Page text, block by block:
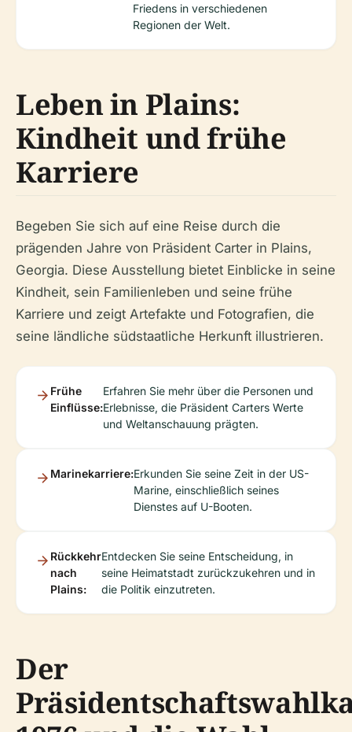
Friedens in verschiedenen
Regionen der Welt.
Leben in Plains:
Kindheit und frühe
Karriere
Begeben Sie sich auf eine Reise durch die
prägenden Jahre von Präsident Carter in Plains,
Georgia. Diese Ausstellung bietet Einblicke in seine
Kindheit, sein Familienleben und seine frühe
Karriere und zeigt Artefakte und Fotografien, die
seine ländliche südstaatliche Herkunft illustrieren.
Frühe
Einflüsse:
Erfahren Sie mehr über die Personen und
Erlebnisse, die Präsident Carters Werte
und Weltanschauung prägten.
Marinekarriere:Erkunden Sie seine Zeit in der US-
Marine, einschließlich seines
Dienstes auf U-Booten.
Rückkehr
nach
Plains:
Entdecken Sie seine Entscheidung, in
seine Heimatstadt zurückzukehren und in
die Politik einzutreten.
Der